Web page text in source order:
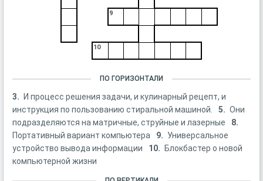
9
10
ПО ГОРИЗОНТАЛИ
3.
И процесс решения задачи, и кулинарный рецепт, и
инструкция по пользованию стиральной машиной.
5. Они
подразделяются на матричные, струйные и лазерные
8.
Портативный вариант компьютера
9. Универсальное
устройство вывода информации
10.
Блокбастер о новой
компьютерной жизни